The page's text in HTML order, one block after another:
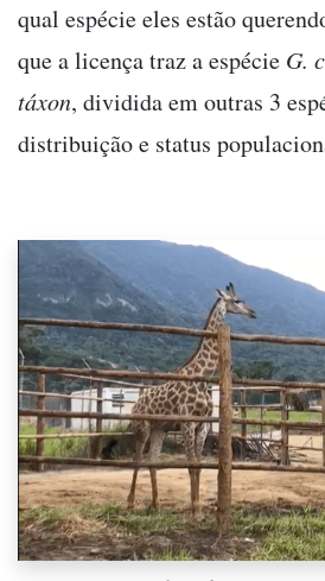
qual espécie eles estão
que a licença traz a espécie G.
táxon, dividida em outras 3
distribuição e status